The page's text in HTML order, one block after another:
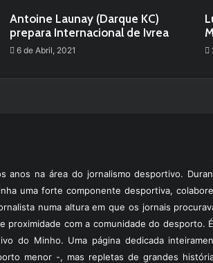
Antoine Launay (Darque KC)
prepara Internacional de Ivrea
6 de Abril, 2021
anos na área do jornalismo desportivo.
uma forte componente desportiva,
numa altura em que os jornais
proximidade com a comunidade do desporto.
do Minho. Uma página dedicada
menor -, mas repletas de grandes